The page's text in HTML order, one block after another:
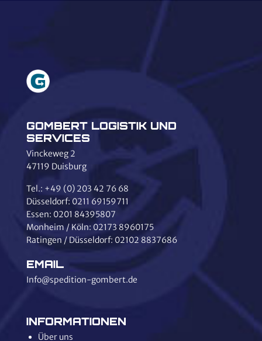
AKTUELLES
KONTAKT
KARRIERE
GOMBERT LOGISTIK UND
SERVICES
Vinckeweg 2
47119 Duisburg
Tel.: +49 (0) 203 42 76 68
Düsseldorf: 0211 69159711
Essen: 0201 84395807
Monheim / Köln: 02173 8960175
Ratingen / Düsseldorf: 02102 8837686
EMAIL
Info@spedition-gombert.de
INFORMATIONEN
Über uns